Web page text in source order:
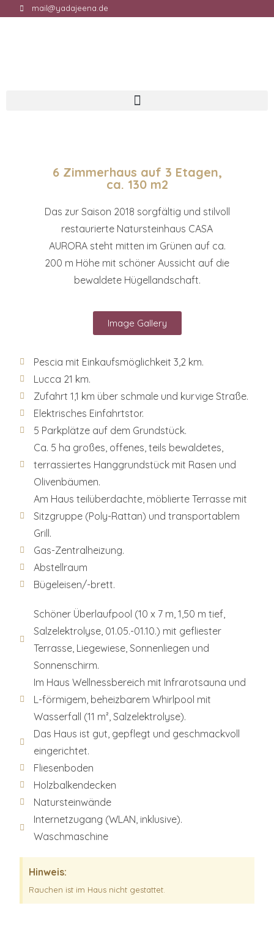
mail@yadajeena.de
6 Zimmerhaus auf 3 Etagen,
ca. 130 m2
Das zur Saison 2018 sorgfältig und stilvoll
restaurierte Natursteinhaus CASA
AURORA steht mitten im Grünen auf ca.
200 m Höhe mit schöner Aussicht auf die
bewaldete Hügellandschaft.
Image Gallery
Pescia mit Einkaufsmöglichkeit 3,2 km.
Lucca 21 km.
Zufahrt 1,1 km über schmale und kurvige Straße.
Elektrisches Einfahrtstor.
5 Parkplätze auf dem Grundstück.
Ca. 5 ha großes, offenes, teils bewaldetes,
terrassiertes Hanggrundstück mit Rasen und
Olivenbäumen.
Am Haus teilüberdachte, möblierte Terrasse mit
Sitzgruppe (Poly-Rattan) und transportablem
Grill.
Gas-Zentralheizung.
Abstellraum
Bügeleisen/-brett.
Schöner Überlaufpool (10 x 7 m, 1,50 m tief,
Salzelektrolyse, 01.05.-01.10.) mit gefliester
Terrasse, Liegewiese, Sonnenliegen und
Sonnenschirm.
Im Haus Wellnessbereich mit Infrarotsauna und
L-förmigem, beheizbarem Whirlpool mit
Wasserfall (11 m², Salzelektrolyse).
Das Haus ist gut, gepflegt und geschmackvoll
eingerichtet.
Fliesenboden
Holzbalkendecken
Natursteinwände
Internetzugang (WLAN, inklusive).
Waschmaschine
Hinweis:
Rauchen ist im Haus nicht gestattet.